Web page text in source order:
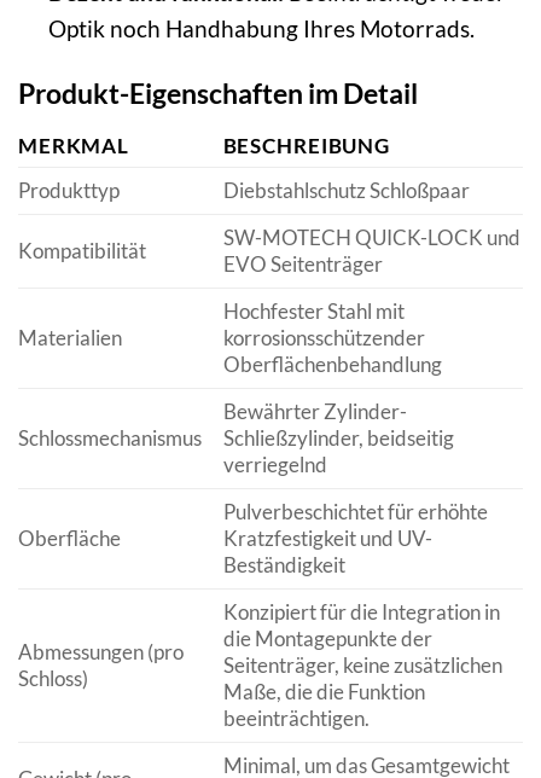
Optik noch Handhabung Ihres Motorrads.
Produkt-Eigenschaften im Detail
MERKMAL
BESCHREIBUNG
Produkttyp
Diebstahlschutz Schloßpaar
Kompatibilität
SW-MOTECH QUICK-LOCK und
EVO Seitenträger
Materialien
Hochfester Stahl mit
korrosionsschützender
Oberflächenbehandlung
Schlossmechanismus
Bewährter Zylinder-
Schließzylinder, beidseitig
verriegelnd
Oberfläche
Pulverbeschichtet für erhöhte
Kratzfestigkeit und UV-
Beständigkeit
Abmessungen (pro
Schloss)
Konzipiert für die Integration in
die Montagepunkte der
Seitenträger, keine zusätzlichen
Maße, die die Funktion
beeinträchtigen.
Minimal, um das Gesamtgewicht